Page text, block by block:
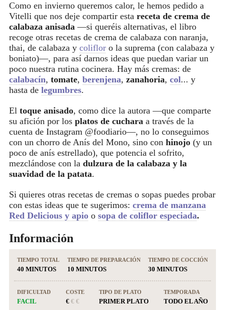
Como en invierno queremos calor, le hemos pedido a
Vitelli que nos deje compartir esta receta de crema de
calabaza anisada —si queréis alternativas, el libro
recoge otras recetas de crema de calabaza con naranja,
thai, de calabaza y coliflor o la suprema (con calabaza y
boniato)—, para así darnos ideas que puedan variar un
poco nuestra rutina cocinera. Hay más cremas: de
calabacín, tomate, berenjena, zanahoria, col... y
hasta de legumbres.
El toque anisado, como dice la autora —que comparte
su afición por los platos de cuchara a través de la
cuenta de Instagram @foodiario—, no lo conseguimos
con un chorro de Anís del Mono, sino con hinojo (y un
poco de anís estrellado), que potencia el sofrito,
mezclándose con la dulzura de la calabaza y la
suavidad de la patata.
Si quieres otras recetas de cremas o sopas puedes probar
con estas ideas que te sugerimos: crema de manzana
Red Delicious y apio o sopa de coliflor especiada.
Información
TIEMPO TOTAL
40 MINUTOS
TIEMPO DE PREPARACIÓN
10 MINUTOS
TIEMPO DE COCCIÓN
30 MINUTOS
DIFICULTAD
FACIL
COSTE
€€ €
TIPO DE PLATO
PRIMER PLATO
TEMPORADA
TODO EL AÑO